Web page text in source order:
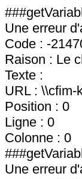
Une erreur
Code : -
Raison : Le
Texte :
URL : \\cfim-
Position : 0
Ligne : 0
Colonne : 0
Une erreur